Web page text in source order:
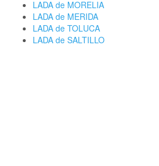
LADA de MORELIA
LADA de MERIDA
LADA de TOLUCA
LADA de SALTILLO